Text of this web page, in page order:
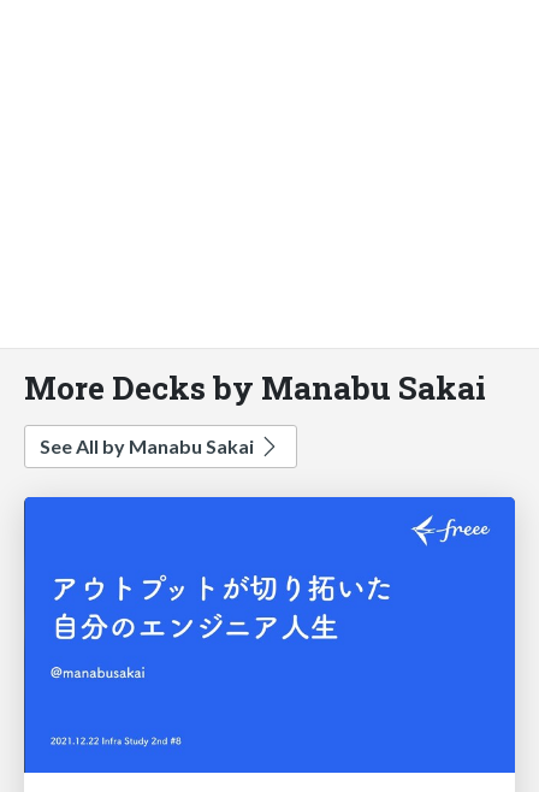
More Decks by Manabu Sakai
See All by Manabu Sakai